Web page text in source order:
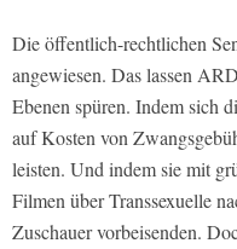
Die öffentlich-rechtlichen
angewiesen. Das lassen
Ebenen spüren. Indem sich
auf Kosten von
leisten. Und indem sie mit
Filmen über Transsexuelle
Zuschauer vorbeisenden.